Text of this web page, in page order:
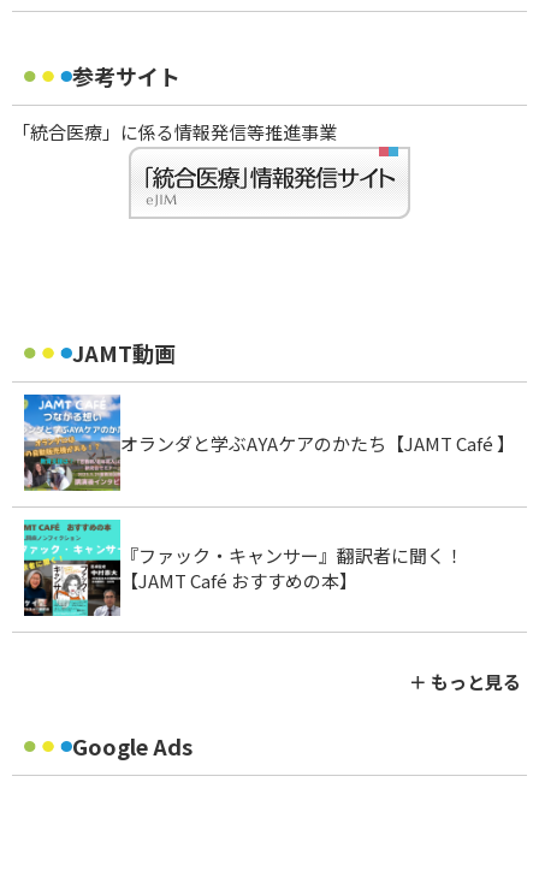
参考サイト
「統合医療」に係る情報発信等推進事業
JAMT動画
オランダと学ぶAYAケアのかたち【JAMT Café 】
『ファック・キャンサー』翻訳者に聞く！
【JAMT Café おすすめの本】
＋ もっと見る
Google Ads